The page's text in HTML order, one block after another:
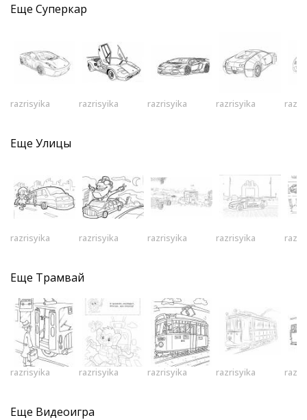
Еще Суперкар
razrisyika razrisyika razrisyika razrisyika
Еще Улицы
razrisyika razrisyika razrisyika razrisyika
Еще Трамвай
razrisyika razrisyika razrisyika razrisyika
Еще Видеоигра